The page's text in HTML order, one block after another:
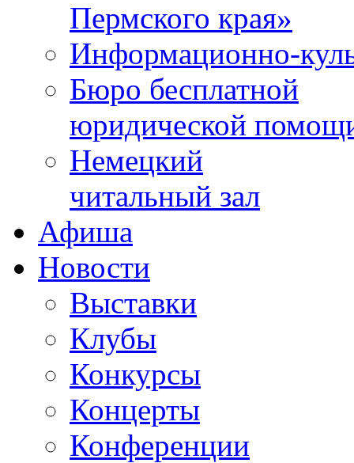
Пермского края»
Информационно-
Бюро бесплатной
юридической
Немецкий
читальный зал
Афиша
Новости
Выставки
Клубы
Конкурсы
Концерты
Конференции